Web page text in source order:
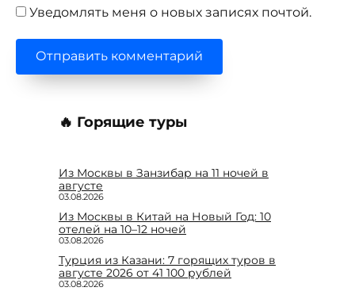
Уведомлять меня о новых записях почтой.
🔥 Горящие туры
Из Москвы в Занзибар на 11 ночей в
августе
03.08.2026
Из Москвы в Китай на Новый Год: 10
отелей на 10–12 ночей
03.08.2026
Турция из Казани: 7 горящих туров в
августе 2026 от 41 100 рублей
03.08.2026